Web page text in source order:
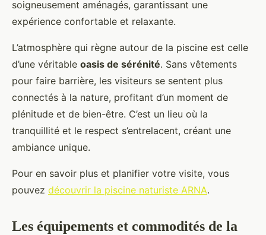
soigneusement aménagés, garantissant une
expérience confortable et relaxante.
L’atmosphère qui règne autour de la piscine est celle
d’une véritable oasis de sérénité. Sans vêtements
pour faire barrière, les visiteurs se sentent plus
connectés à la nature, profitant d’un moment de
plénitude et de bien-être. C’est un lieu où la
tranquillité et le respect s’entrelacent, créant une
ambiance unique.
Pour en savoir plus et planifier votre visite, vous
pouvez découvrir la piscine naturiste ARNA.
Les équipements et commodités de la